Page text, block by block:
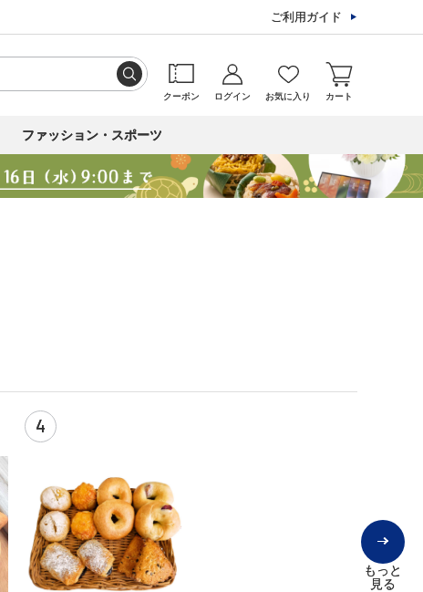
ご利用ガイド
クーポン ログイン お気に入り カート
ファッション・スポーツ
もっと
見る
4